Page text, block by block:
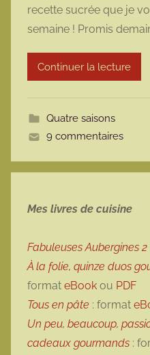
m
a
r
recette sucrée que je
semaine ! Promis
Continuer la lecture
Quatre saisons
9 commentaires
Mes livres de cuisine
Fabuleuses Aubergines 2
À la folie, quinze duos
format eBook ou PDF
Tous en pâte : format
Un peu, beaucoup,
cadeaux gourmands :